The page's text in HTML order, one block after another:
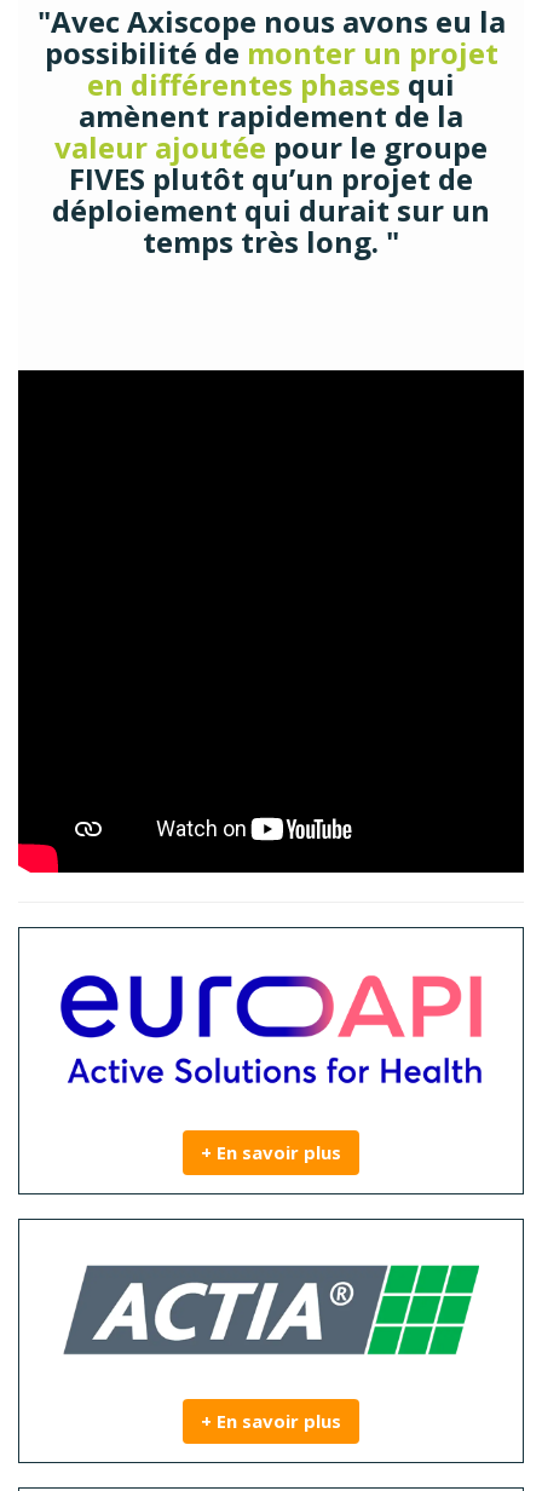
"Avec Axiscope nous avons eu la
possibilité de monter un projet
en différentes phases qui
amènent rapidement de la
valeur ajoutée pour le groupe
FIVES plutôt qu’un projet de
déploiement qui durait sur un
temps très long. "
+ En savoir plus
+ En savoir plus